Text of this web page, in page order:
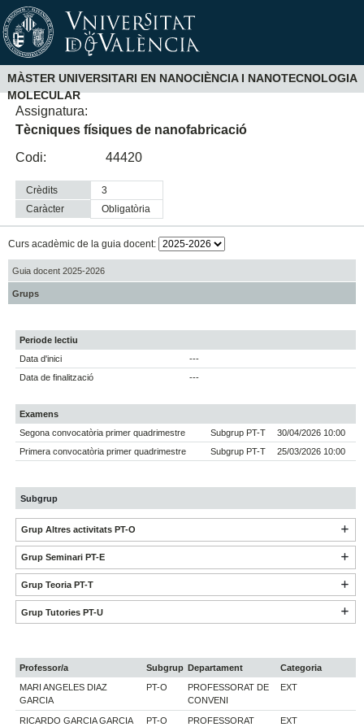
MÀSTER UNIVERSITARI EN NANOCIÈNCIA I NANOTECNOLOGIA
MOLECULAR
Assignatura:
Tècniques físiques de nanofabricació
Codi:
44420
Crèdits
3
Caràcter
obligatòria
Curs acadèmic de la guia docent:
Guia docent 2025-2026
Grups
Periode lectiu
Data d'inici
---
Data de finalització
---
Examens
Segona convocatòria primer quadrimestre
Subgrup PT-T
30/04/2026 10:00
Primera convocatòria primer quadrimestre
Subgrup PT-T 25/03/2026 10:00
Subgrup
Grup Altres activitats PT-O
Grup Seminari PT-E
Grup Teoria PT-T
Grup Tutories PT-U
Professor/a Subgrup Departament
Categoria
MARI ANGELES DIAZ
GARCIA
PT-O
PROFESSORAT DE
CONVENI
EXT
RICARDO GARCIA GARCIA PT-O
PROFESSORAT
EXT